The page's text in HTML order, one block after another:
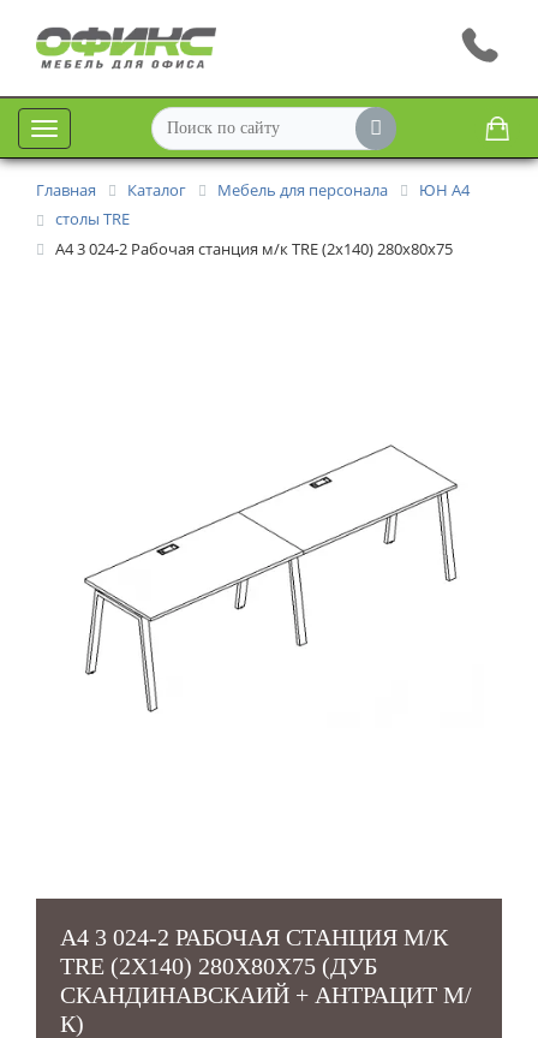
Меню
Главная Каталог Мебель для персонала
ЮН А4
столы TRE
А4 3 024-2 Рабочая станция м/к TRE (2х140) 280x80x75
А4 3 024-2 РАБОЧАЯ СТАНЦИЯ М/К
TRE (2Х140) 280X80X75 (ДУБ
СКАНДИНАВСКАИЙ + АНТРАЦИТ М/
К)